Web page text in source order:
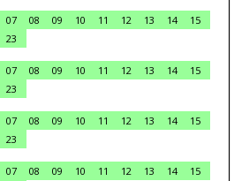
07 08 09 10 11 12 13 14
15
23
07 08 09 10 11 12 13 14
15
23
07 08 09 10 11 12 13 14
15
23
07 08 09 10 11 12 13 14
15